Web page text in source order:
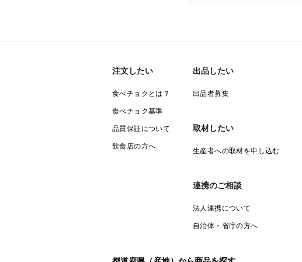
注文したい
食べチョクとは？
食べチョク基準
品質保証について
飲食店の方へ
出品したい
出品者募集
取材したい
生産者への取材を申し込む
連携のご相談
法人連携について
自治体・省庁の方へ